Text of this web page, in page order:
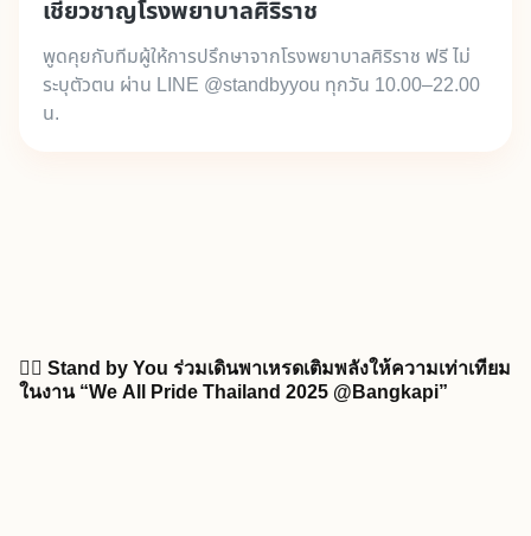
เชี่ยวชาญโรงพยาบาลศิริราช
พูดคุยกับทีมผู้ให้การปรึกษาจากโรงพยาบาลศิริราช ฟรี ไม่
ระบุตัวตน ผ่าน LINE @standbyyou ทุกวัน 10.00–22.00
น.
🏳️‍🌈 Stand by You ร่วมเดินพาเหรดเติมพลังให้ความเท่าเทียม
ในงาน “We All Pride Thailand 2025 @Bangkapi”